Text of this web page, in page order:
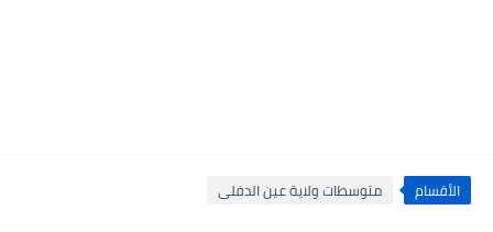
الأقسام متوسطات ولاية عين الدفلى